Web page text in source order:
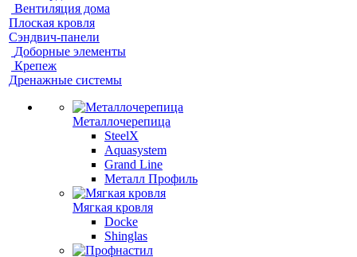
Вентиляция дома
Плоская кровля
Сэндвич-панели
Доборные элементы
Крепеж
Дренажные системы
Металлочерепица
SteelX
Aquasystem
Grand Line
Металл Профиль
Мягкая кровля
Docke
Shinglas